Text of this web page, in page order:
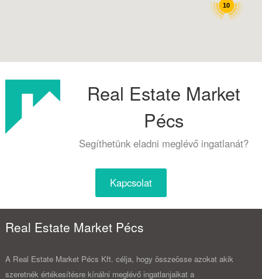
10
Real Estate Market
Pécs
Segíthetünk eladni meglévő ingatlanát?
Kapcsolat
Real Estate Market Pécs
A Real Estate Market Pécs Kft. célja, hogy összeösse azokat akik
szeretnék értékesítésre kínálni meglévő ingatlanjaikat a